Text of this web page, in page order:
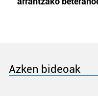
Azken bideoak